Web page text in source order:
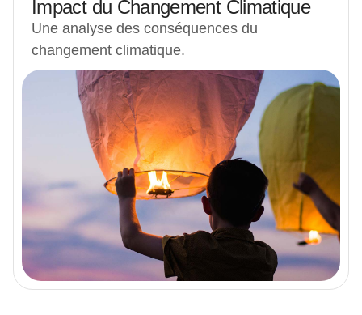
Impact du Changement Climatique
Une analyse des conséquences du
changement climatique.